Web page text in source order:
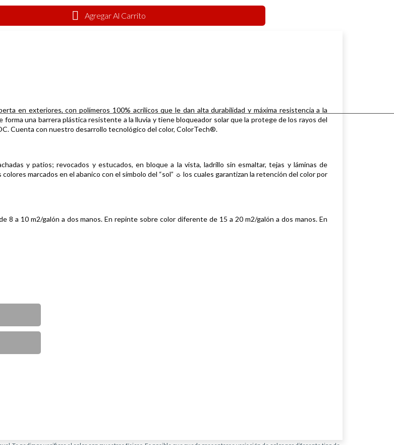
Agregar Al Carrito
en exteriores, con polímeros 100% acrílicos que le dan alta durabilidad y máxima resistencia a la
una barrera plástica resistente a la lluvia y tiene bloqueador solar que la protege de los rayos del
Cuenta con nuestro desarrollo tecnológico del color, ColorTech®.
y patios; revocados y estucados, en bloque a la vista, ladrillo sin esmaltar, tejas y láminas de
marcados en el abanico con el símbolo del “sol” ☼ los cuales garantizan la retención del color por
8 a 10 m2/galón a dos manos. En repinte sobre color diferente de 15 a 20 m2/galón a dos manos. En